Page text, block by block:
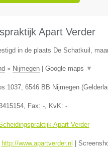
Apart Verder
in de plaats De Schatkuil,
» Nijmegen| Google maps ▼
1037, 6546 BB Nijmegen(
, Fax: -, KvK: -
Apart Verder
http://www.apartverder.nl